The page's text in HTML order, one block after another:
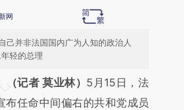
网
己并非法国国内广为人知的政治人
轻的总理
头增加这段话：本文由第三方
财新文章
（记者 莫业林） 5月15日，法
布任命中间偏右的共和党成员